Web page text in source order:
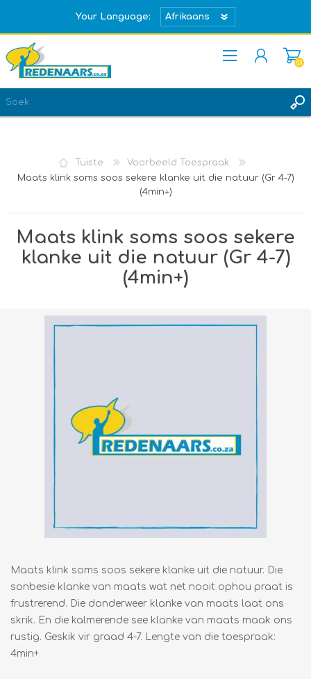
Your Language:
REGISTREER
(0)
Tuiste
Voorbeeld Toespraak
Maats klink soms soos sekere klanke uit die natuur (Gr 4-7)
(4min+)
Maats klink soms soos sekere
klanke uit die natuur (Gr 4-7)
(4min+)
Maats klink soms soos sekere klanke uit die natuur. Die
sonbesie klanke van maats wat net nooit ophou praat is
frustrerend. Die donderweer klanke van maats laat ons
skrik. En die kalmerende see klanke van maats maak ons
rustig. Geskik vir graad 4-7. Lengte van die toespraak:
4min+